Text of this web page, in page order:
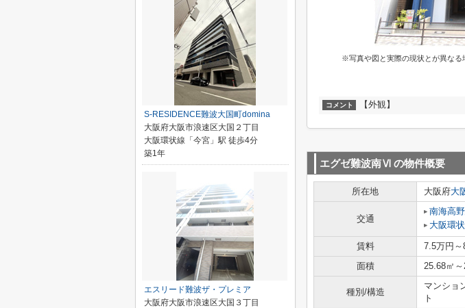
※写真や図と実際の現状とが異なる
コメント 【外観】
エグゼ難波南Ⅵ の物件概要
所在地 大阪府大
交通
南海高
大阪環
賃料 7.5万円～
面積
25.68㎡～
種別/構造
マンショ
ト
S-RESIDENCE難波大国町domina
大阪府大阪市浪速区大国２丁目
大阪環状線「今宮」駅 徒歩4分
築1年
エスリード難波ザ・プレミア
大阪府大阪市浪速区大国３丁目